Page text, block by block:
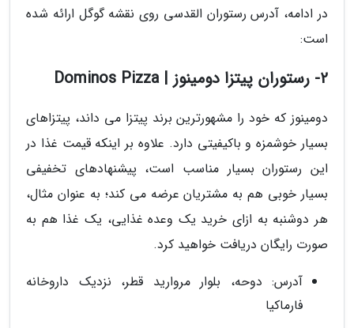
در ادامه، آدرس رستوران القدسی روی نقشه گوگل ارائه شده
است:
2- رستوران پیتزا دومینوز | Dominos Pizza
دومینوز که خود را مشهورترین برند پیتزا می داند، پیتزاهای
بسیار خوشمزه و باکیفیتی دارد. علاوه بر اینکه قیمت غذا در
این رستوران بسیار مناسب است، پیشنهادهای تخفیفی
بسیار خوبی هم به مشتریان عرضه می کند؛ به عنوان مثال،
هر دوشنبه به ازای خرید یک وعده غذایی، یک غذا هم به
صورت رایگان دریافت خواهید کرد.
آدرس: دوحه، بلوار مروارید قطر، نزدیک داروخانه
فارماکیا